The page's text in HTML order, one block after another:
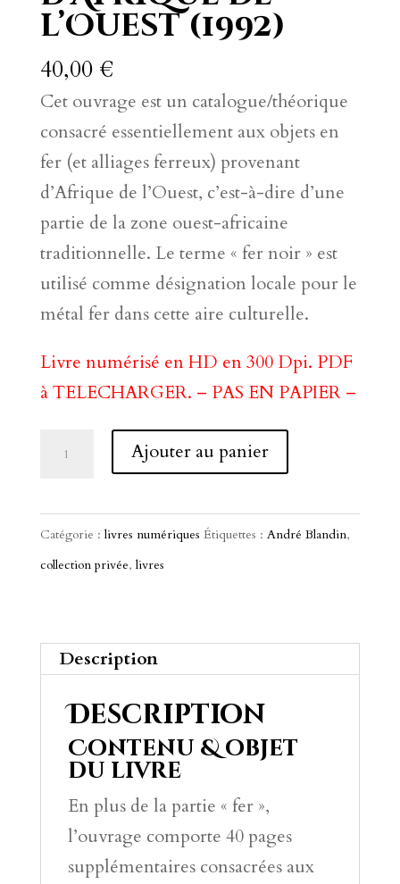
l’Ouest (1992)
40,00 €
Cet ouvrage est un catalogue/théorique
consacré essentiellement aux objets en
fer (et alliages ferreux) provenant
d’Afrique de l’Ouest, c’est-à-dire d’une
partie de la zone ouest-africaine
traditionnelle. Le terme « fer noir » est
utilisé comme désignation locale pour le
métal fer dans cette aire culturelle.
Livre numérisé en HD en 300 Dpi. PDF
à TELECHARGER. – PAS EN PAPIER –
Noir
d'Afrique
(1992)
Ajouter au panier
l
e
e
Catégorie : livres numériques Étiquettes : André Blandin,
collection privée, livres
Description
Description
Contenu & objet
du livre
En plus de la partie « fer »,
l’ouvrage comporte 40 pages
supplémentaires consacrées aux